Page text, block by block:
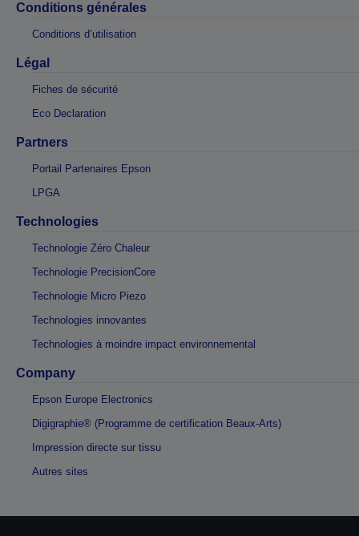
Conditions générales
Conditions d’utilisation
Légal
Fiches de sécurité
Eco Declaration
Partners
Portail Partenaires Epson
LPGA
Technologies
Technologie Zéro Chaleur
Technologie PrecisionCore
Technologie Micro Piezo
Technologies innovantes
Technologies à moindre impact environnemental
Company
Epson Europe Electronics
Digigraphie® (Programme de certification Beaux-Arts)
Impression directe sur tissu
Autres sites